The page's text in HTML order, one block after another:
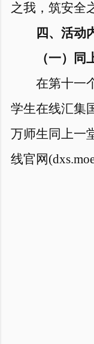
之我，筑安全
四、活动
（一）
在第十一
学生在线汇集
万师生同上一
线官网